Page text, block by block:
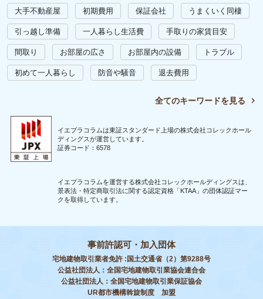
大手不動産屋 初期費用 保証会社 うまくいく同棲
引っ越し準備 一人暮らし生活費 手取りの家賃目安
間取り お部屋の広さ お部屋内の設備 トラブル
初めて一人暮らし 防音や騒音 退去費用
全てのキーワードを見る
イエプラコラムは東証スタンダード上場の株式会社コレックホール
ディングスが運営しています。
証券コード：6578
イエプラコラムを運営する株式会社コレックホールディングスは、
景表法・特定商取引法に関する認定資格「KTAA」の団体認証マー
クを取得しています。
事前許認可・加入団体
宅地建物取引業者免許 :国土交通省（2）第9288号
公益社団法人：全国宅地建物取引業協会連合会
公益社団法人：全国宅地建物取引業保証協会
UR都市機構斡旋制度 加盟